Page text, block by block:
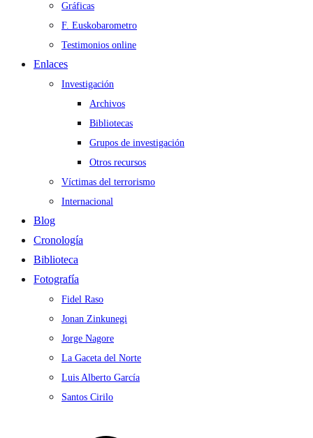
Gráficas
F. Euskobarometro
Testimonios online
Enlaces
Investigación
Archivos
Bibliotecas
Grupos de investigación
Otros recursos
Víctimas del terrorismo
Internacional
Blog
Cronología
Biblioteca
Fotografía
Fidel Raso
Jonan Zinkunegi
Jorge Nagore
La Gaceta del Norte
Luis Alberto García
Santos Cirilo